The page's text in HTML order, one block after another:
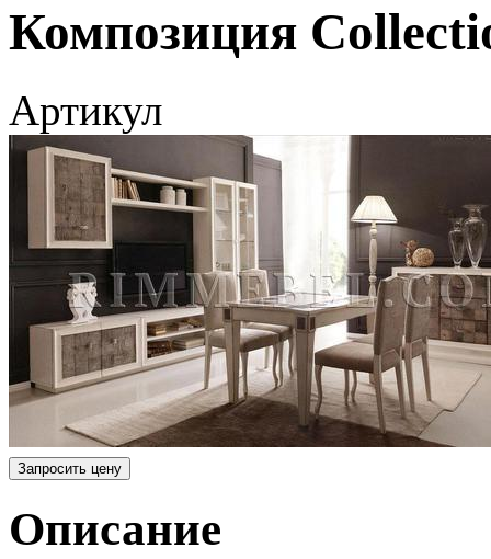
Композиция
Артикул
Запросить цену
Описание